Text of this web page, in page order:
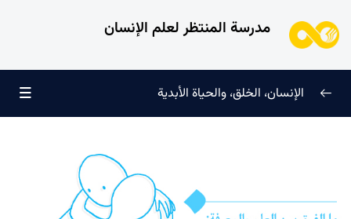
مدرسة المنتظر لعلم الإنسان
لماذا خُلقنا؟
الإنسان، الخلق، والحياة الأبدية